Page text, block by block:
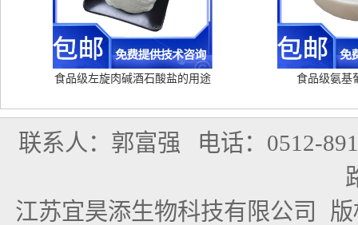
食品级左旋肉碱酒石酸盐的用途 食品级氨基
联系人：郭富强 电话：0512-
江苏宜昊添生物科技有限公司